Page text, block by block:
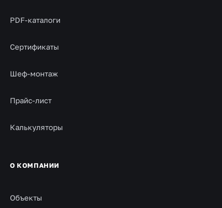
PDF-каталоги
Сертификаты
Шеф-монтаж
Прайс-лист
Калькуляторы
О КОМПАНИИ
Объекты